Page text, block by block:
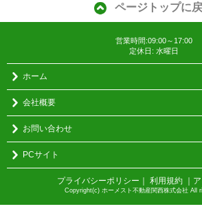
ページトップに
営業時間:09:00～17:00
定休日: 水曜日
ホーム
会社概要
お問い合わせ
PCサイト
プライバシーポリシー ｜ 利用規約 ｜
Copyright(c) ホーメスト不動産関西株式会社 All